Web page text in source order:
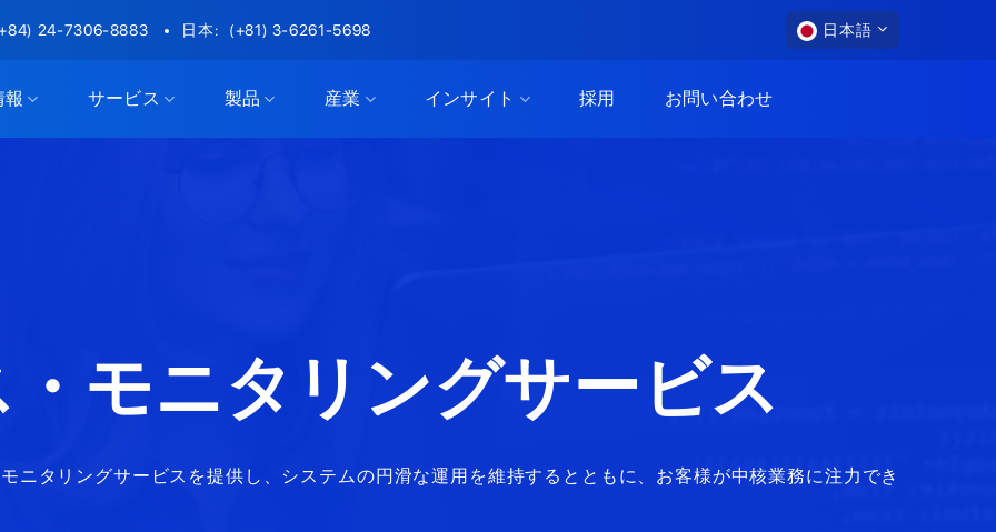
24-7306-8883 日本: (+81) 3-6261-5698 日本語
報 サービス 製品 産業 インサイト 採用 お問い合わせ
モニタリングサービス
ニタリングサービスを提供し、システムの円滑な運用を維持するとともに、お客様が中核業務に注力でき